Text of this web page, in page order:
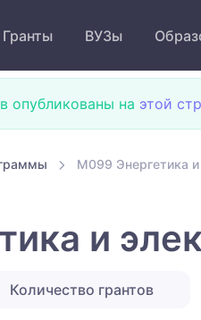
Гранты ВУЗы
опубликованы на этой
M099 Энергетика
и
Количество грантов